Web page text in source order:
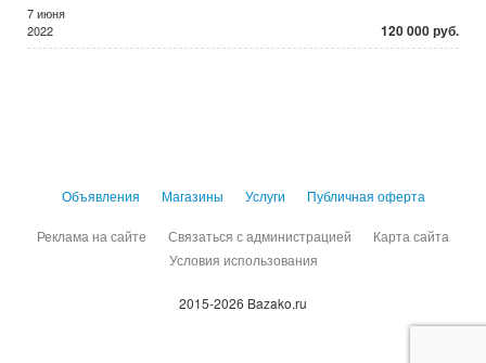
7 июня
2022
120 000 руб.
Объявления Магазины Услуги Публичная оферта
Реклама на сайте Связаться с администрацией
Карта сайта
Условия использования
2015-2026 Bazako.ru